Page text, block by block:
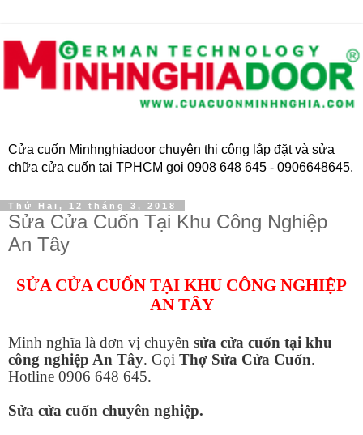
Cửa cuốn Minhnghiadoor chuyên thi công lắp đặt và sửa
chữa cửa cuốn tại TPHCM gọi 0908 648 645 - 0906648645.
Thứ Hai, 12 tháng 3, 2018
Sửa Cửa Cuốn Tại Khu Công Nghiệp
An Tây
SỬA CỬA CUỐN TẠI KHU CÔNG NGHIỆP
AN TÂY
Minh nghĩa là đơn vị chuyên sửa cửa cuốn tại khu
công nghiệp An Tây. Gọi Thợ Sửa Cửa Cuốn.
Hotline 0906 648 645.
Sửa cửa cuốn chuyên nghiệp.